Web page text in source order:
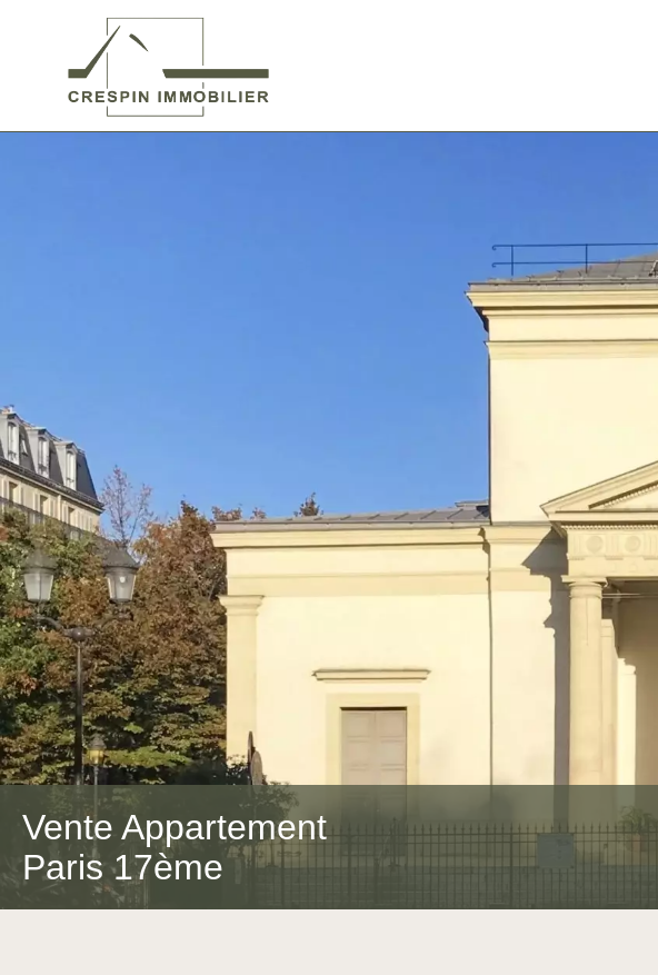
Vente Appartement
Paris 17ème